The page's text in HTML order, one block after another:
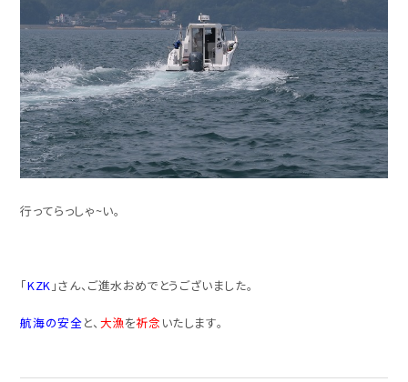
行ってらっしゃ~い。
「KZK 」さん、ご進水おめでとうございました。
航海の安全と、 大漁を祈念 いたします。